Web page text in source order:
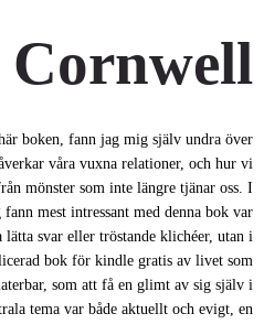
Cornwell
boken, fann jag mig själv undra över
våra vuxna relationer, och hur vi
mönster som inte längre tjänar oss. I
mest intressant med denna bok var
lätta svar eller tröstande klichéer, utan i
bok för kindle gratis av livet som
som att få en glimt av sig själv i
tema var både aktuellt och evigt, en